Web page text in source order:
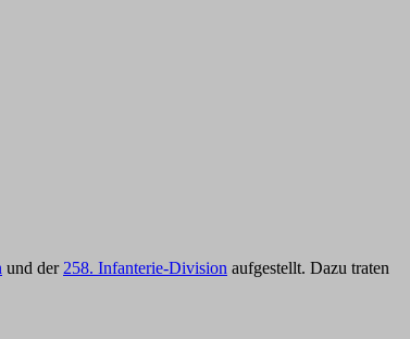
und der 258. Infanterie-Division aufgestellt. Dazu traten